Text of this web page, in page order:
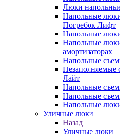
Люки
Напольные
Погребок Лифт
Напольные
Напольные
амортизаторах
Напольные
Лайт
Напольные
Напольные
Напольные
Уличные люки
Назад
Уличные люки